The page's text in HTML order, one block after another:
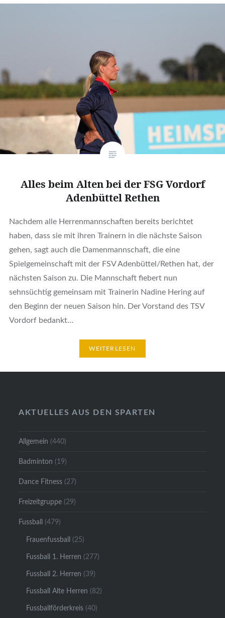
Alles beim Alten bei der FSG Vordorf
Adenbüttel Rethen
Nachdem alle Herrenmannschaften bereits berichtet
haben, dass sie mit ihren Trainern in die nächste Saison
gehen, sagt auch die Damenmannschaft, die eine
Spielgemeinschaft mit der FSV Adenbüttel/Rethen hat, der
nächsten Saison zu. Die Mannschaft fiebert nun
sehnsüchtig gemeinsam mit Trainerin Nadine Hering auf
den Beginn der neuen Saison hin. Der Vorstand des TSV
Vordorf bedankt…
WEITERLESEN
AKTUELLES AUS DEN SPARTEN
Allgemein (440)
Badminton (19)
Dance Fitness (27)
Freizeitgruppe (29)
Fussball (479)
Frauenfussball (25)
Fussball 1. Herren (277)
Fussball 2. Herren (39)
Fussball Alte Herren (82)
Fussballförderkreis (40)